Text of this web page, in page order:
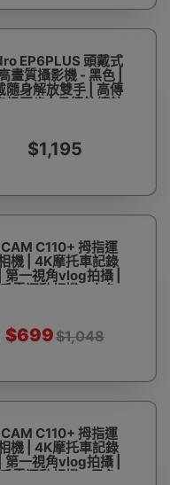
EP6PLUS 頭戴式
畫質攝影機 - 黑色 |
隨身解放雙手 | 高傳
訊同步 | 長續航續航
$1,195
C110+ 拇指運
機 | 4K摩托車記錄
第一視角vlog拍攝 |
震運動相機 - 白色
$699$1,048
C110+ 拇指運
機 | 4K摩托車記錄
第一視角vlog拍攝 |
震運動相機 - 黑色